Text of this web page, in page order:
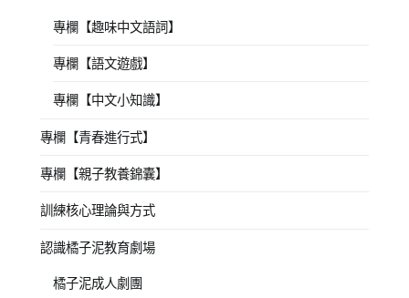
專欄【趣味中文語詞】
專欄【語文遊戲】
專欄【中文小知識】
專欄【青春進行式】
專欄【親子教養錦囊】
訓練核心理論與方式
認識橘子泥教育劇場
橘子泥成人劇團